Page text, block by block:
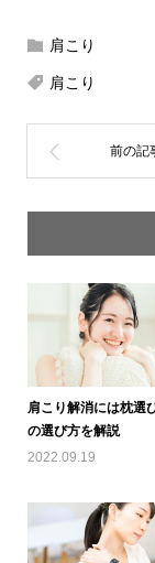
肩こり
肩こり
肩こり解消には枕選
の選び方を解説
2022.09.19